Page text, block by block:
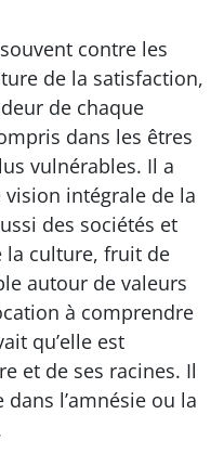
contre les
de la satisfaction,
de chaque
dans les êtres
vulnérables. Il a
intégrale de la
des sociétés et
la culture, fruit de
autour de valeurs
à comprendre
qu’elle est
et de ses racines. Il
l’amnésie ou la